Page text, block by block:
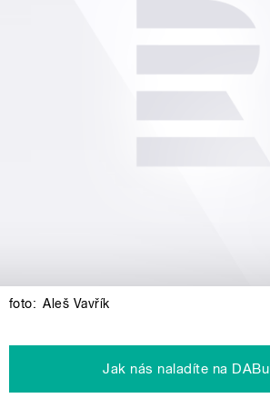
foto: Aleš Vavřík
Jak nás naladíte na DABu